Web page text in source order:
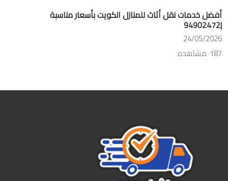
أفضل خدمات نقل أثاث للمنازل الكويت بأسعار مناسبة
|94902472
24/05/2026
187 مشاهده